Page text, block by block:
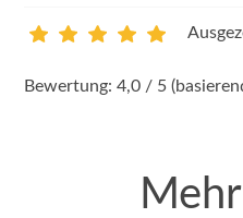
Bewertung: 4,0 / 5